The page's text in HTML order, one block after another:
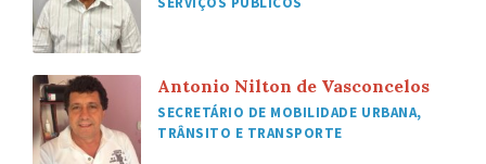
Antonio Nilton de Vasconcelos
SECRETÁRIO DE MOBILIDADE URBANA,
TRÂNSITO E TRANSPORTE